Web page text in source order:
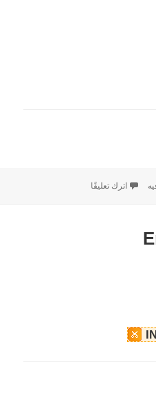
اترك تعليقًا